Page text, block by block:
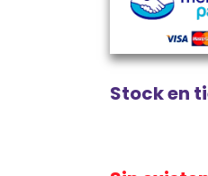
Stock en